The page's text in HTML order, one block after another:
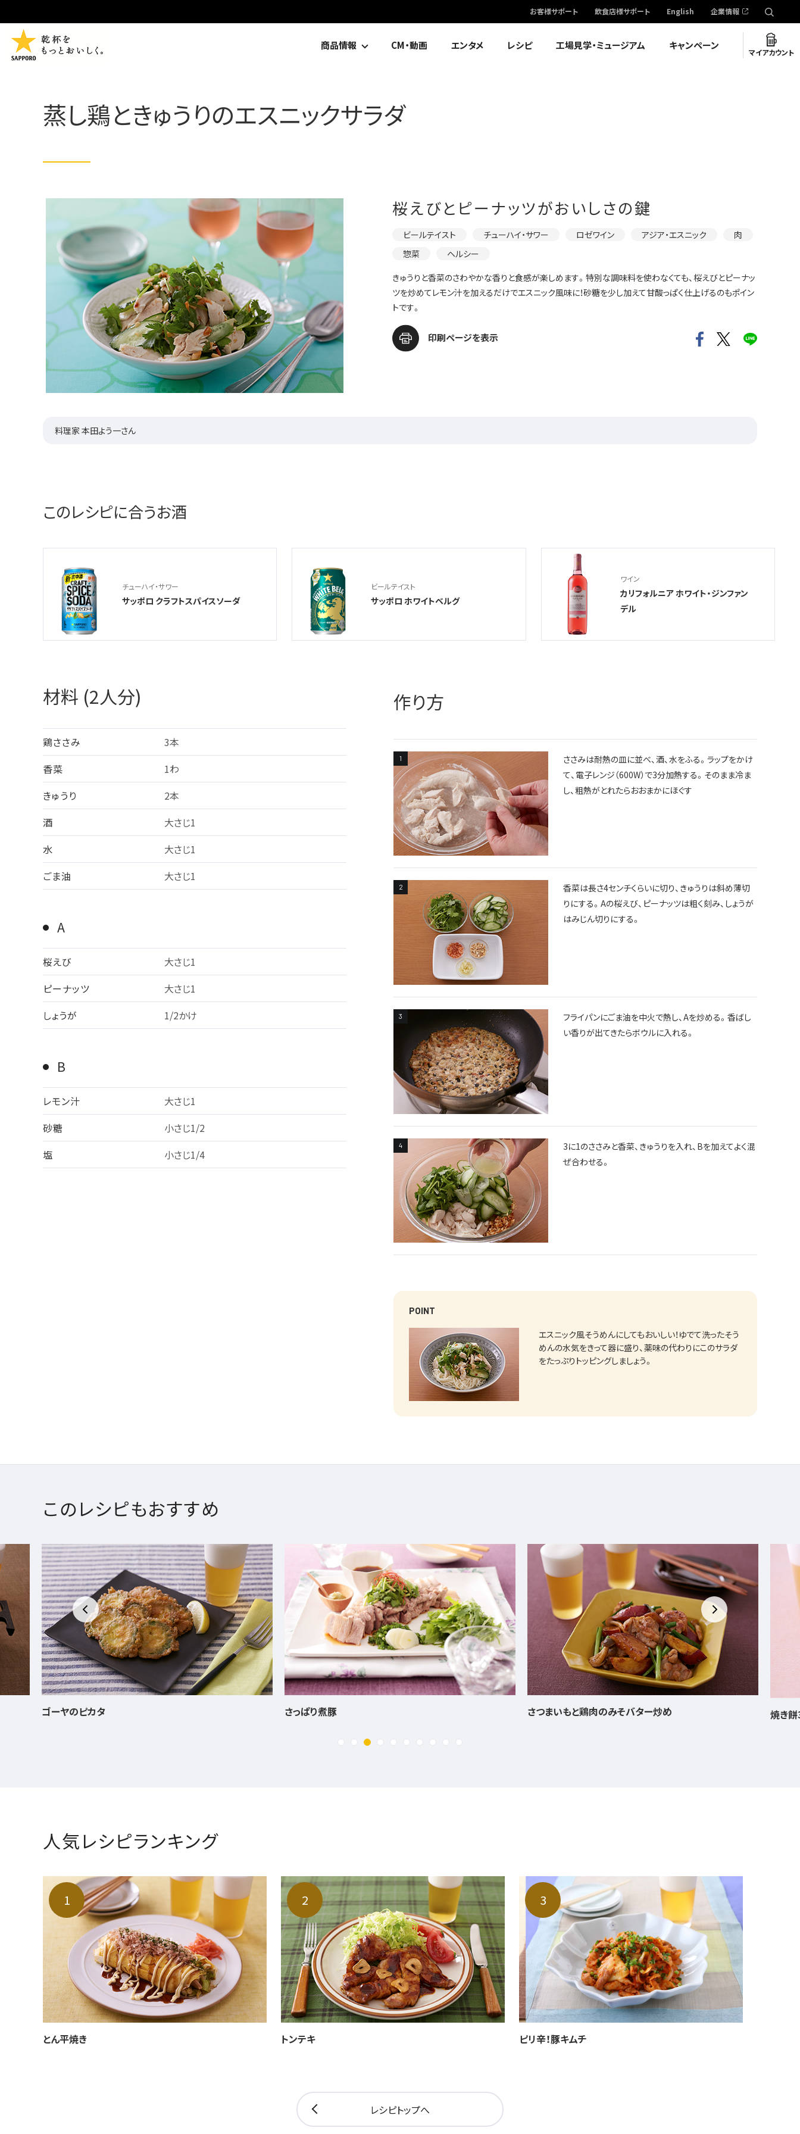
お客様サポート 飲食店様サポート English 企業情報
商品情報 CM・動画 エンタメ レシピ 工場見学・ミュージアム キャンペーン
マイアカウント
蒸し鶏ときゅうりのエスニックサラダ
桜えびとピーナッツがおいしさの鍵
ビールテイスト チューハイ・サワー ロゼワイン アジア・エスニック
肉
惣菜
ヘルシー
きゅうりと香菜のさわやかな香りと食感が楽しめます。特別な調味料を使わなくても、桜えびとピーナッ
ツを炒めてレモン汁を加えるだけでエスニック風味に！砂糖を少し加えて甘酸っぱく仕上げるのもポイン
トです。
印刷ページを表示
料理家 本田よう一さん
このレシピに合うお酒
チューハイ・サワー
サッポロ クラフトスパイスソーダ
ビールテイスト
サッポロ ホワイトベルグ
ワイン
カリフォルニア ホワイト・ジンファン
デル
材料 (2人分)
鶏ささみ
3本
香菜
1わ
きゅうり
2本
酒
大さじ1
水
大さじ1
ごま油
大さじ1
A
桜えび
大さじ1
ピーナッツ
大さじ1
しょうが
1/2かけ
B
レモン汁
大さじ1
砂糖
小さじ1/2
塩
小さじ1/4
作り方
ささみは耐熱の皿に並べ、酒、水をふる。ラップをかけ
て、電子レンジ（600W）で3分加熱する。そのまま冷ま
し、粗熱がとれたらおおまかにほぐす
香菜は長さ4センチくらいに切り、きゅうりは斜め薄切
りにする。Aの桜えび、ピーナッツは粗く刻み、しょうが
はみじん切りにする。
フライパンにごま油を中火で熱し、Aを炒める。香ばし
い香りが出てきたらボウルに入れる。
3に1のささみと香菜、きゅうりを入れ、Bを加えてよく混
ぜ合わせる。
POINT
エスニック風そうめんにしてもおいしい！ゆでて洗ったそう
めんの水気をきって器に盛り、薬味の代わりにこのサラダ
をたっぷりトッピングしましょう。
このレシピもおすすめ
さっぱり煮豚 さつまいもと鶏肉のみそバター炒め 焼き餅3種 ほたる
人気レシピランキング
とん平焼き トンテキ ピリ辛！豚キムチ
レシピトップへ